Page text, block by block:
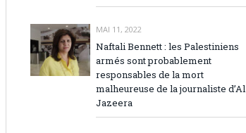
MAI 11, 2022
Naftali Bennett : les Palestiniens
armés sont probablement
responsables de la mort
malheureuse de la journaliste d’Al
Jazeera